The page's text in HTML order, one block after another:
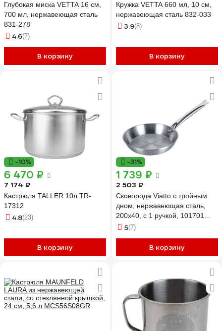
Глубокая миска VETTA 16 см,
700 мл, нержавеющая сталь
831-278
4.6(7)
В корзину
Кружка VETTA 660 мл, 10 см,
нержавеющая сталь 832-033
3.9(8)
В корзину
-10%
6 470 ₽
7 174 ₽
Кастрюля TALLER 10л TR-
17312
4.8(23)
В корзину
-31%
1 739 ₽
2 503 ₽
Сковорода Viatto с тройным
дном, нержавеющая сталь,
200x40, с 1 ручкой, 101701
65311
5(7)
В корзину